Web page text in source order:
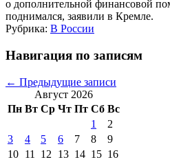
о дополнительной финансовой
поднимался, заявили в Кремле.
Рубрика: В России
Навигация по записям
← Предыдущие записи
Август 2026
Пн Вт Ср Чт Пт Сб Вс
1
2
3
4 5 6 7 8
9
10 11 12 13 14 15 16